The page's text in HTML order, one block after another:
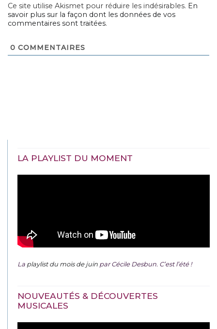
Ce site utilise Akismet pour réduire les indésirables. En
savoir plus sur la façon dont les données de vos
commentaires sont traitées.
0 COMMENTAIRES
LA PLAYLIST DU MOMENT
La playlist du mois de juin par Cécile Desbun. C’est l’été !
NOUVEAUTÉS & DÉCOUVERTES
MUSICALES